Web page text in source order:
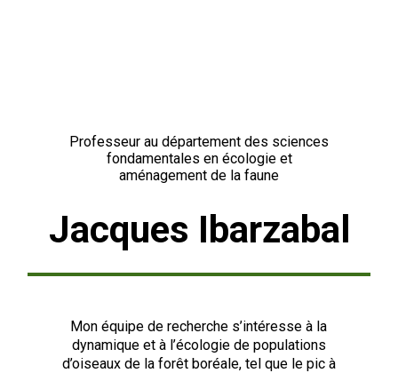
Professeur au département des sciences
fondamentales en écologie et
aménagement de la faune
Jacques Ibarzabal
Mon équipe de recherche s’intéresse à la
dynamique et à l’écologie de populations
d’oiseaux de la forêt boréale, tel que le pic à